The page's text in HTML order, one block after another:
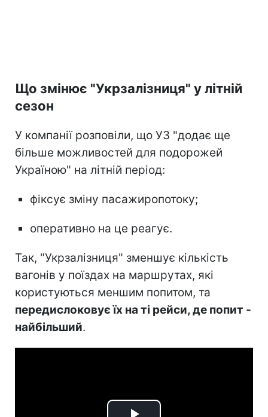
Що змінює "Укрзалізниця" у літній
сезон
У компанії розповіли, що УЗ "додає ще
більше можливостей для подорожей
Україною" на літній період:
фіксує зміну пасажиропотоку;
оперативно на це реагує.
Так, "Укрзалізниця" зменшує кількість
вагонів у поїздах на маршрутах, які
користуються меншим попитом, та
передислоковує їх на ті рейси, де попит -
найбільший.